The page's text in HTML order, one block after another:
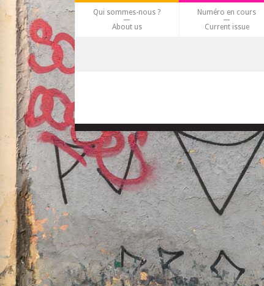
Qui sommes-nous ?
About us
Numéro en cours
Current issue